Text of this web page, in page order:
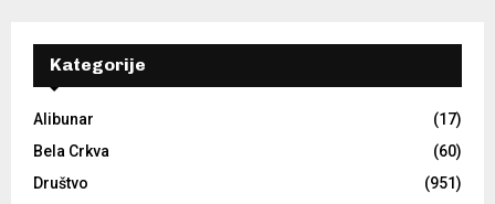
Kategorije
Alibunar
(17)
Bela Crkva
(60)
Društvo
(951)